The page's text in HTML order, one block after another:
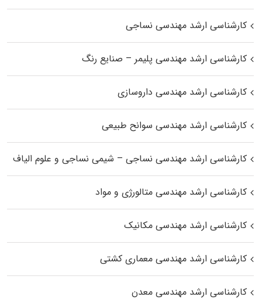
کارشناسی ارشد مهندسی نساجی
کارشناسی ارشد مهندسی پلیمر – صنایع رنگ
کارشناسی ارشد مهندسی داروسازی
کارشناسی ارشد مهندسی سوانح طبیعی
کارشناسی ارشد مهندسی نساجی – شیمی نساجی و علوم الیاف
کارشناسی ارشد مهندسی متالورژی و مواد
کارشناسی ارشد مهندسی مکانیک
کارشناسی ارشد مهندسی معماری کشتی
کارشناسی ارشد مهندسی معدن